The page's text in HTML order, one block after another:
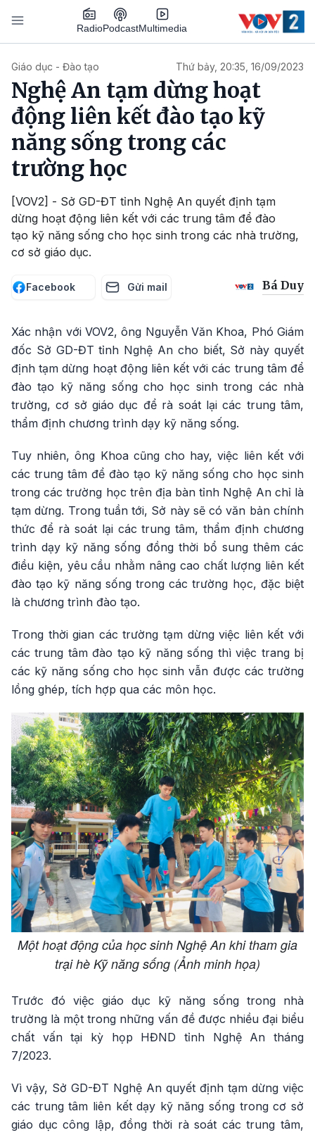
Nhảy đến nội dung
RadioPodcastMultimedia
Giáo dục - Đào tạo Thứ bảy, 20:35, 16/09/2023
Nghệ An tạm dừng hoạt
động liên kết đào tạo kỹ
năng sống trong các
trường học
[VOV2] - Sở GD-ĐT tỉnh Nghệ An quyết định tạm
dừng hoạt động liên kết với các trung tâm để đào
tạo kỹ năng sống cho học sinh trong các nhà trường,
cơ sở giáo dục.
Facebook Gửi mail Bá Duy
Xác nhận với VOV2, ông Nguyễn Văn Khoa, Phó Giám
đốc Sở GD-ĐT tỉnh Nghệ An cho biết, Sở này quyết
định tạm dừng hoạt động liên kết với các trung tâm để
đào tạo kỹ năng sống cho học sinh trong các nhà
trường, cơ sở giáo dục để rà soát lại các trung tâm,
thẩm định chương trình dạy kỹ năng sống.
Tuy nhiên, ông Khoa cũng cho hay, việc liên kết với
các trung tâm để đào tạo kỹ năng sống cho học sinh
trong các trường học trên địa bàn tỉnh Nghệ An chỉ là
tạm dừng. Trong tuần tới, Sở này sẽ có văn bản chính
thức để rà soát lại các trung tâm, thẩm định chương
trình dạy kỹ năng sống đồng thời bổ sung thêm các
điều kiện, yêu cầu nhằm nâng cao chất lượng liên kết
đào tạo kỹ năng sống trong các trường học, đặc biệt
là chương trình đào tạo.
Trong thời gian các trường tạm dừng việc liên kết với
các trung tâm đào tạo kỹ năng sống thì việc trang bị
các kỹ năng sống cho học sinh vẫn được các trường
lồng ghép, tích hợp qua các môn học.
Một hoạt động của học sinh Nghệ An khi tham gia
trại hè Kỹ năng sống (Ảnh minh họa)
Trước đó việc giáo dục kỹ năng sống trong nhà
trường là một trong những vấn đề được nhiều đại biểu
chất vấn tại kỳ họp HĐND tỉnh Nghệ An tháng
7/2023.
Vì vậy, Sở GD-ĐT Nghệ An quyết định tạm dừng việc
các trung tâm liên kết dạy kỹ năng sống trong cơ sở
giáo dục công lập, đồng thời rà soát các trung tâm,